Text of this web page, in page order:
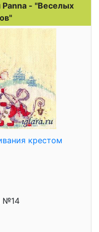
- "Веселых
крестом
№14